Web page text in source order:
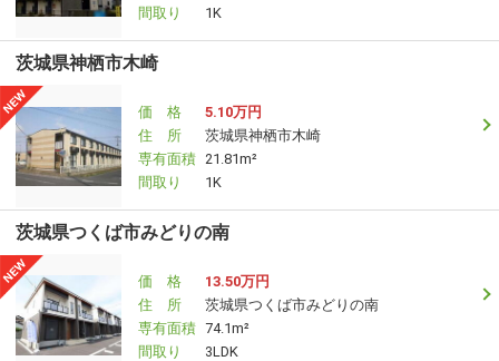
間取り
1K
茨城県神栖市木崎
価 格
5.10万円
住 所
茨城県神栖市木崎
専有面積 21.81m²
間取り
1K
茨城県つくば市みどりの南
価 格
13.50万円
住 所
茨城県つくば市みどりの南
専有面積 74.1m²
間取り
3LDK